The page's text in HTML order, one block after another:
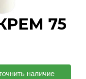
75
наличие